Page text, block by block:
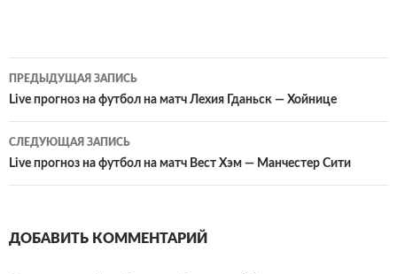
Навигация
по
записям
ПРЕДЫДУЩАЯ ЗАПИСЬ
Live прогноз на футбол на матч Лехия Гданьск — Хойнице
СЛЕДУЮЩАЯ ЗАПИСЬ
Live прогноз на футбол на матч Вест Хэм — Манчестер Сити
ДОБАВИТЬ КОММЕНТАРИЙ